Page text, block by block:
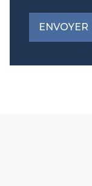
ENVOYER